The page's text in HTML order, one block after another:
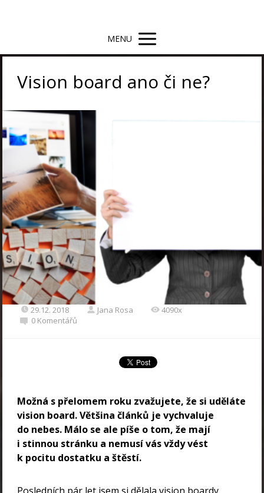
MENU
Vision board ano či ne?
29.12. 2018 Jana Rosa
4090x
0 Komentářů
Možná s přelomem roku zvažujete, že si uděláte
vision board. Většina článků je vychvaluje
do nebes. Málo se ale píše o tom, že mají
i stinnou stránku a nemusí vás vždy vést
k pocitu dostatku a štěstí.